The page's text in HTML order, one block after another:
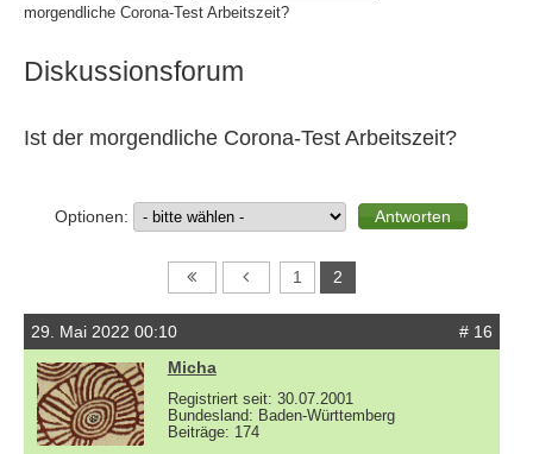
morgendliche Corona-Test Arbeitszeit?
Diskussionsforum
Ist der morgendliche Corona-Test Arbeitszeit?
Optionen:
1 2
29. Mai 2022 00:10
# 16
Micha
Registriert seit: 30.07.2001
Bundesland: Baden-Württemberg
Beiträge: 174